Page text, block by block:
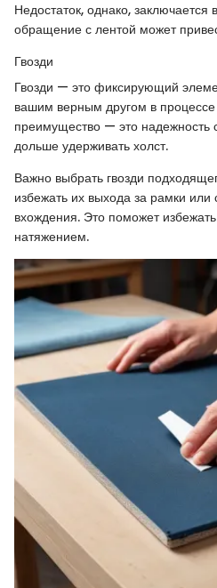
Недостаток, однако, заключается
обращение с лентой может
Гвозди
Гвозди — это фиксирующий
вашим верным другом в
преимущество — это
дольше удерживать холст.
Важно выбрать гвозди
избежать их выхода за рамки или
вхождения. Это поможет
натяжением.